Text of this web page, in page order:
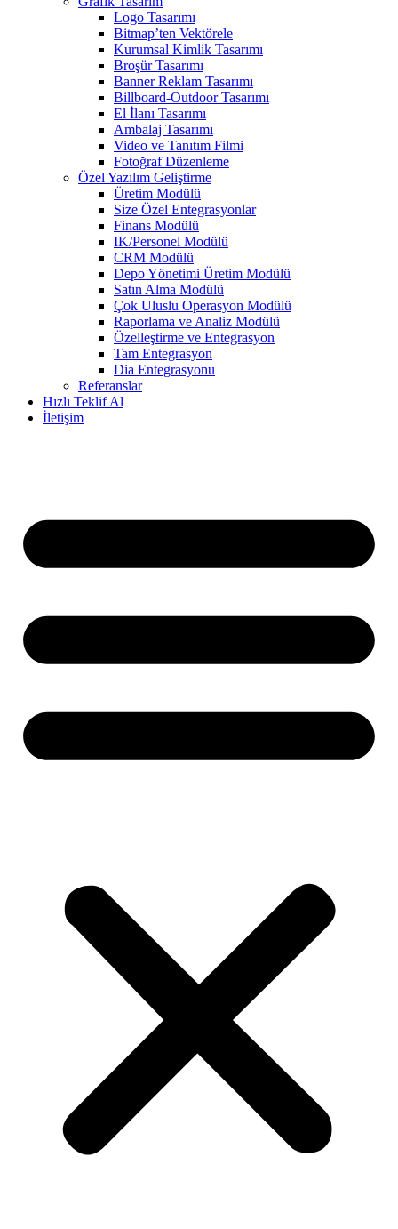
Logo Tasarımı
Bitmap’ten Vektörele
Kurumsal Kimlik Tasarımı
Broşür Tasarımı
Banner Reklam Tasarımı
Billboard-Outdoor Tasarımı
El İlanı Tasarımı
Ambalaj Tasarımı
Video ve Tanıtım Filmi
Fotoğraf Düzenleme
Özel Yazılım Geliştirme
Üretim Modülü
Size Özel Entegrasyonlar
Finans Modülü
IK/Personel Modülü
CRM Modülü
Depo Yönetimi Üretim Modülü
Satın Alma Modülü
Çok Uluslu Operasyon Modülü
Raporlama ve Analiz Modülü
Özelleştirme ve Entegrasyon
Tam Entegrasyon
Dia Entegrasyonu
Referanslar
Hızlı Teklif Al
İletişim